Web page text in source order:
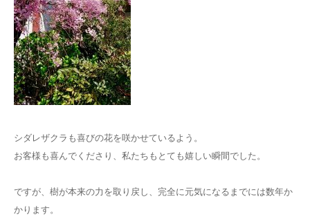
シダレザクラも喜びの花を咲かせているよう。
お客様も喜んでくださり、私たちもとても嬉しい瞬間でした。
ですが、樹が本来の力を取り戻し、完全に元気になるまでには数年か
かります。